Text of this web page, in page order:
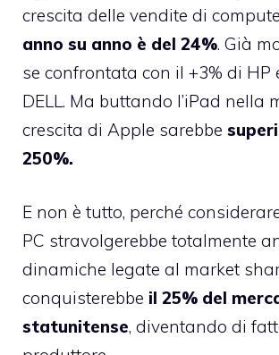
crescita delle vendite di
anno su anno è del 24%. Già
se confrontata con il +3% di HP
DELL. Ma buttando l’iPad nella
crescita di Apple sarebbe
250%.
E non è tutto, perché
PC stravolgerebbe totalmente
dinamiche legate al market
conquisterebbe il 25% del
statunitense, diventando di